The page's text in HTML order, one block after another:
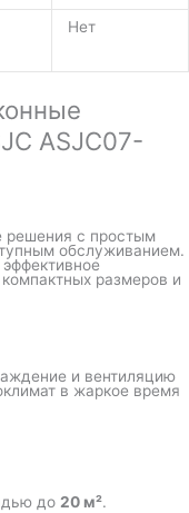
Нет
ASJC07-
решения с простым
обслуживанием.
размеров и
и вентиляцию
в жаркое время
до 20 м².